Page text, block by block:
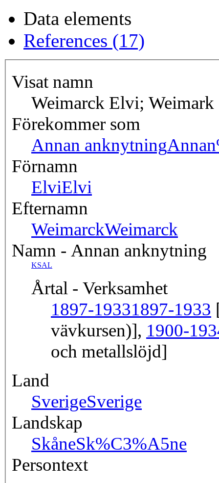
Data elements
References (17)
Visat namn
Weimarck Elvi;
Förekommer som
Annan anknytning
Förnamn
ElviElvi
Efternamn
WeimarckWeimarck
Namn - Annan anknytning
KSAL
Årtal - Verksamhet
1897-19331897-1933
vävkursen)], 1900-
och metallslöjd]
Land
SverigeSverige
Landskap
SkåneSk%C3%A5ne
Persontext